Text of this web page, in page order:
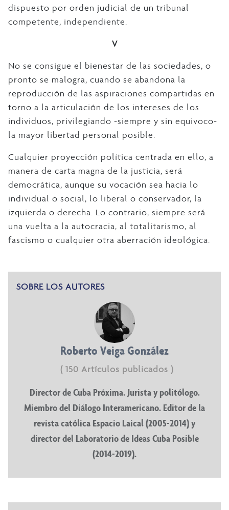
dispuesto por orden judicial de un tribunal
competente, independiente.
V
No se consigue el bienestar de las sociedades, o
pronto se malogra, cuando se abandona la
reproducción de las aspiraciones compartidas en
torno a la articulación de los intereses de los
individuos, privilegiando -siempre y sin equivoco-
la mayor libertad personal posible.
Cualquier proyección política centrada en ello, a
manera de carta magna de la justicia, será
democrática, aunque su vocación sea hacia lo
individual o social, lo liberal o conservador, la
izquierda o derecha. Lo contrario, siempre será
una vuelta a la autocracia, al totalitarismo, al
fascismo o cualquier otra aberración ideológica.
SOBRE LOS AUTORES
Roberto Veiga González
( 150 Artículos publicados )
Director de Cuba Próxima. Jurista y politólogo.
Miembro del Diálogo Interamericano. Editor de la
revista católica Espacio Laical (2005-2014) y
director del Laboratorio de Ideas Cuba Posible
(2014-2019).